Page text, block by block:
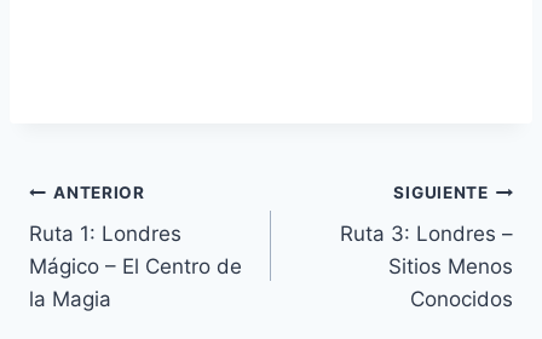
Navegación
de
entradas
ANTERIOR
Ruta 1: Londres
Mágico – El Centro de
la Magia
SIGUIENTE
Ruta 3: Londres –
Sitios Menos
Conocidos